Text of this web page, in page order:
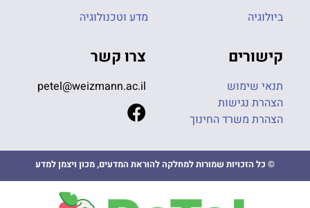
ביולוגיה
מדע וטכנולוגיה
קישורים
תנאי שימוש
הצהרת נגישות
הצהרת משרד החינוך
צרו קשר
petel@weizmann.ac.il
© כל הזכויות שמורות למחלקה להוראת המדעים, מכון ויצמן למדע